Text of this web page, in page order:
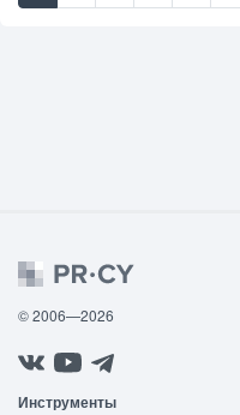
© 2006—2026
Инструменты